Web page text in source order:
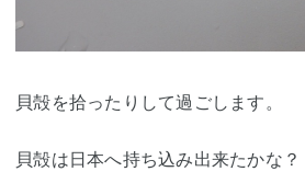
貝殻を拾ったりして過ごします。
貝殻は日本へ持ち込み出来たかな？